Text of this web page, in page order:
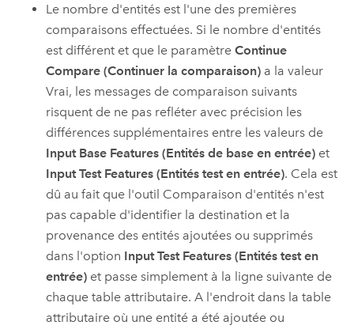
Le nombre d'entités est l'une des premières
comparaisons effectuées. Si le nombre d'entités
est différent et que le paramètreContinue
Compare (Continuer la comparaison) a la valeur
Vrai, les messages de comparaison suivants
risquent de ne pas refléter avec précision les
différences supplémentaires entre les valeurs de
Input Base Features (Entités de base en entrée) et
Input Test Features (Entités test en entrée). Cela est
dû au fait que l'outil Comparaison d'entités n'est
pas capable d'identifier la destination et la
provenance des entités ajoutées ou supprimés
dans l'option Input Test Features (Entités test en
entrée) et passe simplement à la ligne suivante de
chaque table attributaire. A l'endroit dans la table
attributaire où une entité a été ajoutée ou